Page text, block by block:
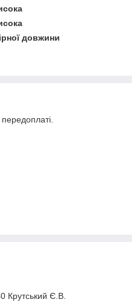
довжини
Крутський Є.В.